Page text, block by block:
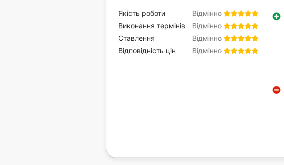
Відмінно
Якість роботи
Відмінно
Виконання термінів
Відмінно
Ставлення
Відмінно
Відповідність цін